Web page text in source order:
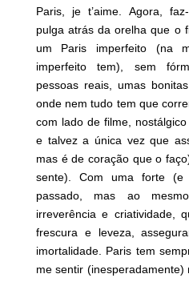
Paris, je t’aime. Agora,
pulga atrás da orelha que o
um Paris imperfeito (na
imperfeito tem), sem
pessoas reais, umas
onde nem tudo tem que
com lado de filme,
e talvez a única vez que
mas é de coração que o
sente). Com uma forte
passado, mas ao
irreverência e criatividade,
frescura e leveza,
imortalidade. Paris tem
me sentir (inesperadamente)